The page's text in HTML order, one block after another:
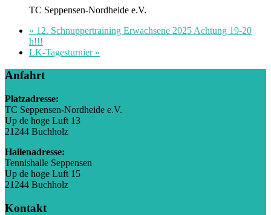
TC Seppensen-Nordheide e.V.
« 12. Schnuppertraining Erwachsene 2025 Achtung 19-20
h!!!
LK-Tagesturnier »
Anfahrt
Platzadresse:
TC Seppensen-Nordheide e.V.
Up de hoge Luft 13
21244 Buchholz
Hallenadresse:
Tennishalle Seppensen
Up de hoge Luft 15
21244 Buchholz
Kontakt